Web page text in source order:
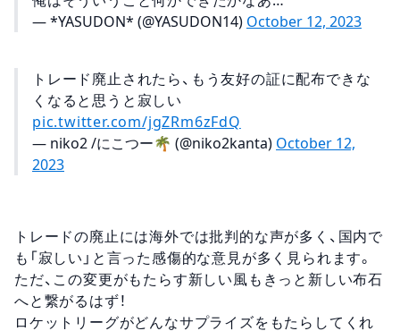
— *YASUDON* (@YASUDON14) October 12, 2023
トレード廃止されたら、もう友好の証に配布できな
くなると思うと寂しい
pic.twitter.com/jgZRm6zFdQ
— niko2 /にこつー🌴 (@niko2kanta) October 12,
2023
トレードの廃止には海外では批判的な声が多く、国内で
も「寂しい」と言った感傷的な意見が多く見られます。
ただ、この変更がもたらす新しい風もきっと新しい布石
へと繋がるはず！
ロケットリーグがどんなサプライズをもたらしてくれ